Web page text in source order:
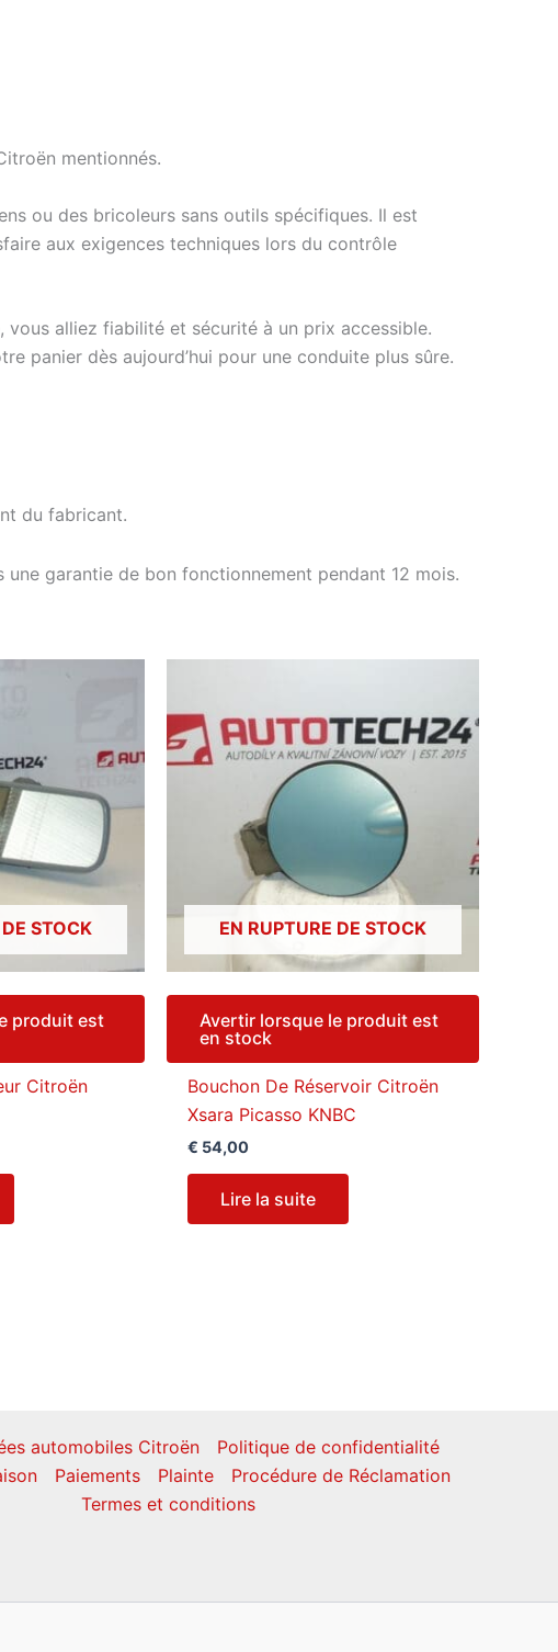
mentionnés.
ou des bricoleurs sans outils spécifiques. Il est
aux exigences techniques lors du contrôle
vous alliez fiabilité et sécurité à un prix accessible.
panier dès aujourd’hui pour une conduite plus sûre.
du fabricant.
garantie de bon fonctionnement pendant 12 mois.
STOCK
produit est
Citroën
EN RUPTURE DE STOCK
Avertir lorsque le produit est
en stock
Bouchon De Réservoir Citroën
Xsara Picasso KNBC
€ 54,00
Lire la suite
automobiles Citroën
Politique de confidentialité
Paiements Plainte
Procédure de Réclamation
Termes et conditions